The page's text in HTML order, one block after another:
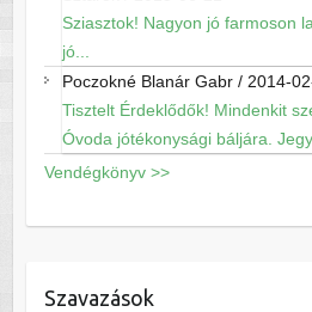
Sziasztok! Nagyon jó farmoson
jó...
Poczokné Blanár Gabr/ 2014-
Tisztelt Érdeklődők! Mindenkit
Óvoda jótékonysági báljára.
Vendégkönyv >>
Szavazások